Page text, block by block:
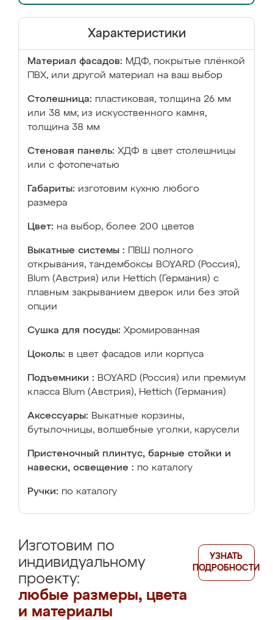
Характеристики
Материал фасадов: МДФ, покрытые плёнкой
ПВХ, или другой материал на ваш выбор
Столешница: пластиковая, толщина 26 мм
или 38 мм; из искусственного камня,
толщина 38 мм
Стеновая панель: ХДФ в цвет столешницы
или с фотопечатью
Габариты: изготовим кухню любого
размера
Цвет: на выбор, более 200 цветов
Выкатные системы :
ПВШ полного
открывания, тандембоксы BOYARD (Россия),
Blum (Австрия) или Hettich (Германия) с
плавным закрыванием дверок или без этой
опции
Сушка для посуды: Хромированная
Цоколь: в цвет фасадов или корпуса
Подъемники : BOYARD (Россия) или премиум
класса Blum (Австрия), Hettich (Германия)
Аксессуары: Выкатные корзины,
бутылочницы, волшебные уголки, карусели
Пристеночный плинтус, барные стойки и
навески, освещение : по каталогу
Ручки: по каталогу
Изготовим по
индивидуальному
проекту:
любые размеры, цвета
и материалы
УЗНАТЬ
ПОДРОБНОСТИ